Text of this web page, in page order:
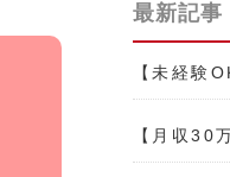
最新記事
【未経験
【月収30